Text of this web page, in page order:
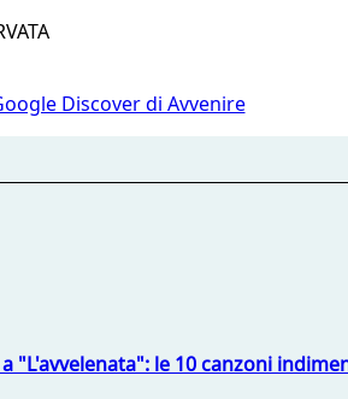
Discover di Avvenire
"L'avvelenata": le 10 canzoni